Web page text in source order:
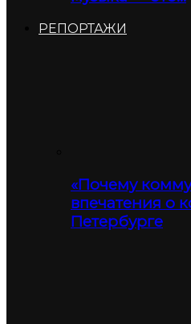
РЕПОРТАЖИ
«Почему
впечатения о
Петербурге